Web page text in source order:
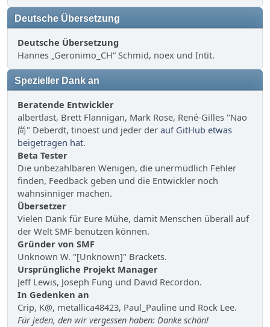
Deutsche Übersetzung
Deutsche Übersetzung
Hannes „Geronimo_CH“ Schmid, noex und Intit.
Spezieller Dank an
Beratende Entwickler
albertlast, Brett Flannigan, Mark Rose, René-Gilles "Nao
尚" Deberdt, tinoest und jeder der auf GitHub etwas
beigetragen hat.
Beta Tester
Die unbezahlbaren Wenigen, die unermüdlich Fehler
finden, Feedback geben und die Entwickler noch
wahnsinniger machen.
Übersetzer
Vielen Dank für Eure Mühe, damit Menschen überall auf
der Welt SMF benutzen können.
Gründer von SMF
Unknown W. "[Unknown]" Brackets.
Ursprüngliche Projekt Manager
Jeff Lewis, Joseph Fung und David Recordon.
In Gedenken an
Crip, K@, metallica48423, Paul_Pauline und Rock Lee.
Für jeden, den wir vergessen haben: Danke schön!